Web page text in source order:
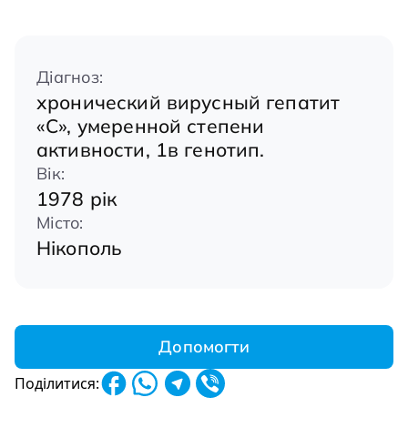
Діагноз:
хронический вирусный гепатит
«С», умеренной степени
активности, 1в генотип.
Вік:
1978 рік
Місто:
Нікополь
Допомогти
Поділитися: